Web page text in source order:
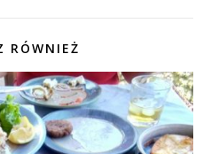
RÓWNIEŻ